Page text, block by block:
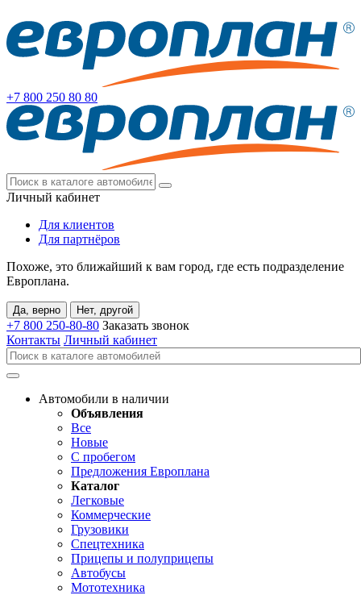
+7 800 250 80 80
Личный кабинет
Для клиентов
Для партнёров
Похоже, это ближайший к вам город, где есть подразделение
Европлана.
Да, верно Нет, другой
+7 800 250-80-80 Заказать звонок
Контакты Личный кабинет
Автомобили в наличии
Объявления
Все
Новые
С пробегом
Предложения Европлана
Каталог
Легковые
Коммерческие
Грузовики
Спецтехника
Прицепы и полуприцепы
Автобусы
Мототехника